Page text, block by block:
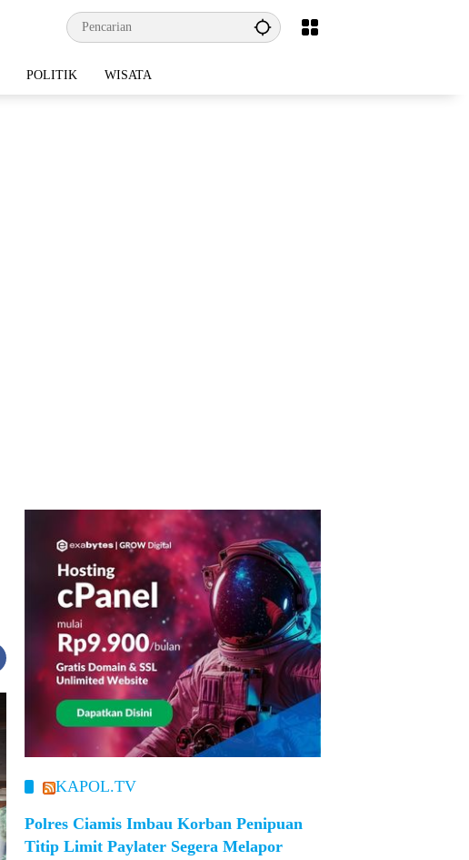
POLITIK WISATA
KAPOL.TV
Polres Ciamis Imbau Korban Penipuan
Titip Limit Paylater Segera Melapor